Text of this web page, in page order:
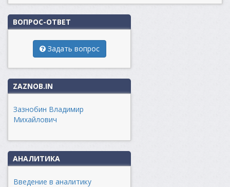
ВОПРОС-ОТВЕТ
Задать вопрос
ZAZNOB.IN
Зазнобин Владимир
Михайлович
АНАЛИТИКА
Введение в аналитику